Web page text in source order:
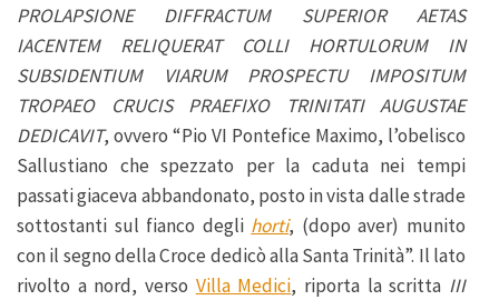
PROLAPSIONE DIFFRACTUM SUPERIOR AETAS
IACENTEM RELIQUERAT COLLI HORTULORUM IN
SUBSIDENTIUM VIARUM PROSPECTU IMPOSITUM
TROPAEO CRUCIS PRAEFIXO TRINITATI AUGUSTAE
DEDICAVIT, ovvero “Pio VI Pontefice Maximo, l’obelisco
Sallustiano che spezzato per la caduta nei tempi
passati giaceva abbandonato, posto in vista dalle strade
sottostanti sul fianco degli horti, (dopo aver) munito
con il segno della Croce dedicò alla Santa Trinità”. Il lato
rivolto a nord, verso Villa Medici, riporta la scritta III